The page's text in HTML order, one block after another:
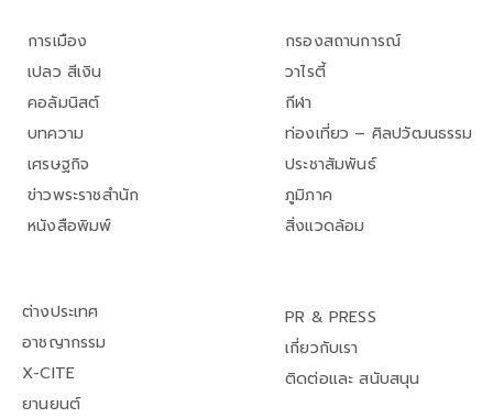
การเมือง
เปลว สีเงิน
คอลัมนิสต์
บทความ
เศรษฐกิจ
ข่าวพระราชสำนัก
หนังสือพิมพ์
กรองสถานการณ์
วาไรตี้
กีฬา
ท่องเที่ยว – ศิลปวัฒนธรรม
ประชาสัมพันธ์
ภูมิภาค
สิ่งแวดล้อม
ต่างประเทศ
อาชญากรรม
X-CITE
ยานยนต์
PR & PRESS
เกี่ยวกับเรา
ติดต่อและ สนับสนุน